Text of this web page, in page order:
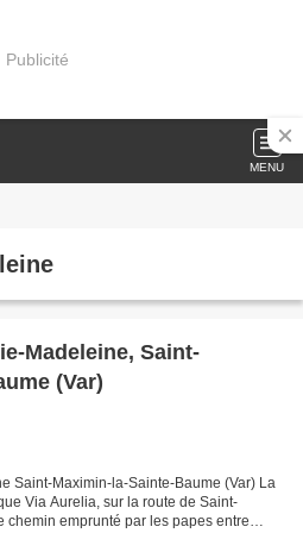
Publicité
MENU
Madeleine, Saint-
(Var)
Saint-Maximin-la-Sainte-Baume (Var) La
Via Aurelia, sur la route de Saint-
chemin emprunté par les papes entre